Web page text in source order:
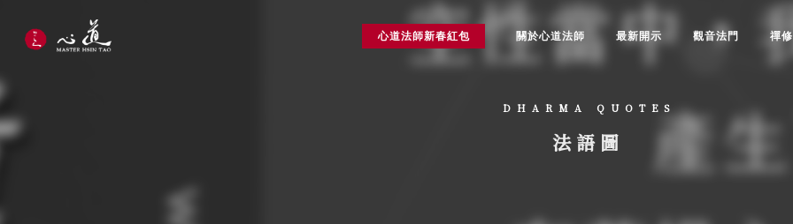
DHARMA QUOTES
法語圖
心道法師新春紅包 關於心道法師 最新開示 觀音法門 禪修